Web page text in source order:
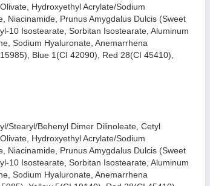
Hydroxyethyl Acrylate/Sodium
Niacinamide, Prunus Amygdalus Dulcis (Sweet
10 Isostearate, Sorbitan Isostearate, Aluminum
Sodium Hyaluronate, Anemarrhena
Blue 1(CI 42090), Red 28(CI 45410),
Stearyl/Behenyl Dimer Dilinoleate, Cetyl
Hydroxyethyl Acrylate/Sodium
Niacinamide, Prunus Amygdalus Dulcis (Sweet
10 Isostearate, Sorbitan Isostearate, Aluminum
Sodium Hyaluronate, Anemarrhena